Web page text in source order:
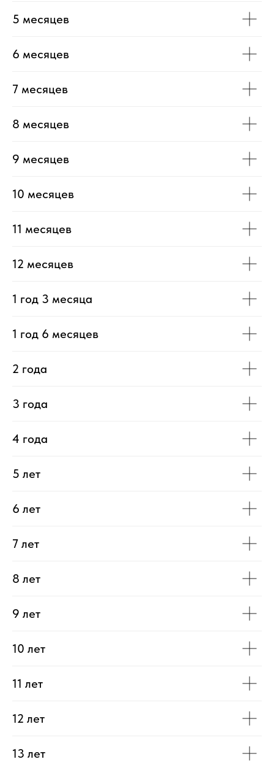
5 месяцев
6 месяцев
7 месяцев
8 месяцев
9 месяцев
10 месяцев
11 месяцев
12 месяцев
1 год 3 месяца
1 год 6 месяцев
2 года
3 года
4 года
5 лет
6 лет
7 лет
8 лет
9 лет
10 лет
11 лет
12 лет
13 лет